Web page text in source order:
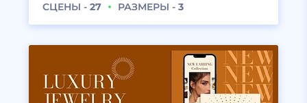
СЦЕНЫ - 27 РАЗМЕРЫ - 3